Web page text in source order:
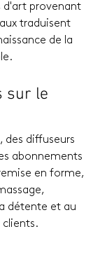
d'art provenant
traduisent
de la
sur le
des diffuseurs
abonnements
en forme,
détente et au
clients.